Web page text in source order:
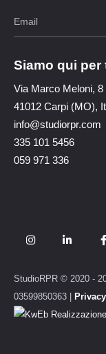
Siamo qui per
Via Marco Meloni, 8
41012 Carpi (MO),
info@studiorpr.com
335 101 5456
059 971 336
StudioRPR © 2020 -
03599850363 |